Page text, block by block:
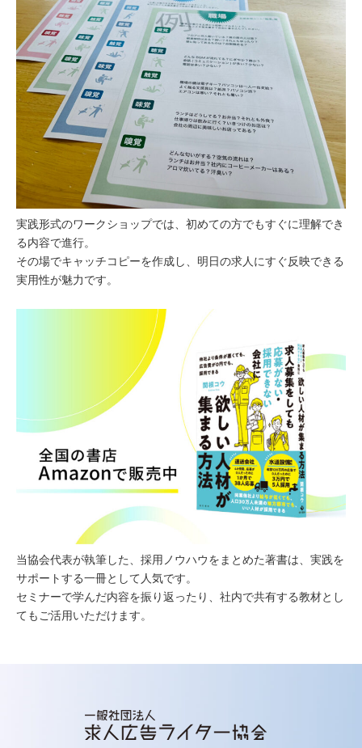
実践形式のワークショップでは、初めての方でもすぐに理解でき
る内容で進行。
その場でキャッチコピーを作成し、明日の求人にすぐ反映できる
実用性が魅力です。
当協会代表が執筆した、採用ノウハウをまとめた著書は、実践を
サポートする一冊として人気です。
セミナーで学んだ内容を振り返ったり、社内で共有する教材とし
てもご活用いただけます。